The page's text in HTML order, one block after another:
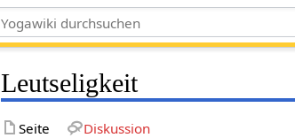
Leutseligkeit
Seite Diskussion